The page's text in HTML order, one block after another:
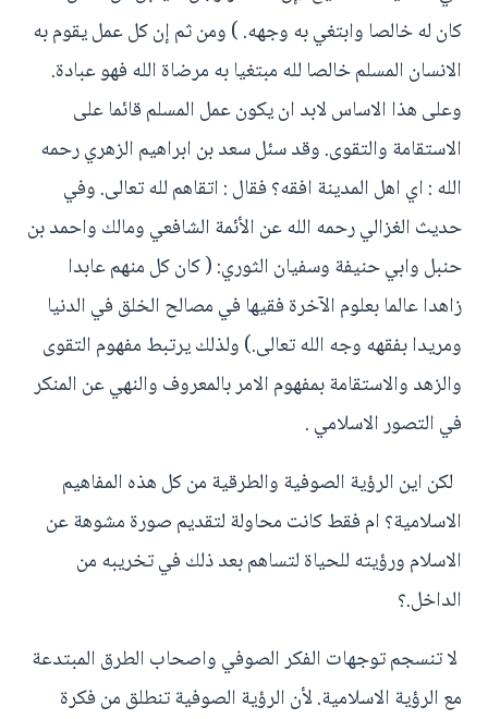
كان له خالصا وابتغي به وجهه. ) ومن ثم إن كل عمل يقوم به
الانسان المسلم خالصا لله مبتغيا به مرضاة الله فهو عبادة.
وعلى هذا الاساس لابد ان يكون عمل المسلم قائما على
الاستقامة والتقوى. وقد سئل سعد بن ابراهيم الزهري رحمه
الله : اي اهل المدينة افقه؟ فقال : اتقاهم لله تعالى. وفي
حديث الغزالي رحمه الله عن الأئمة الشافعي ومالك واحمد بن
حنبل وابي حنيفة وسفيان الثوري: ( كان كل منهم عابدا
زاهدا عالما بعلوم الآخرة فقيها في مصالح الخلق في الدنيا
ومريدا بفقهه وجه الله تعالى.) ولذلك يرتبط مفهوم التقوى
والزهد والاستقامة بمفهوم الامر بالمعروف والنهي عن المنكر
في التصور الاسلامي .
لكن اين الرؤية الصوفية والطرقية من كل هذه المفاهيم
الاسلامية؟ ام فقط كانت محاولة لتقديم صورة مشوهة عن
الاسلام ورؤيته للحياة لتساهم بعد ذلك في تخريبه من
الداخل.؟
لا تنسجم توجهات الفكر الصوفي واصحاب الطرق المبتدعة
مع الرؤية الاسلامية. لأن الرؤية الصوفية تنطلق من فكرة